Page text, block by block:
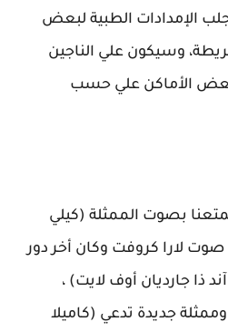
الإمدادات الطبية لبعض
وسيكون علي الناجين
الأماكن علي حسب
بصوت الممثلة (كيلي
لارا كروفت وكان أخر دور
ذا جارديان أوف لايت) ،
جديدة تدعي (كاميلا